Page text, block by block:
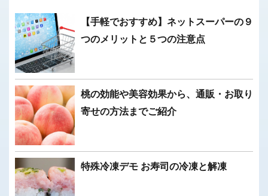
【手軽でおすすめ】ネットスーパーの９
つのメリットと５つの注意点
桃の効能や美容効果から、通販・お取り
寄せの方法までご紹介
特殊冷凍デモ お寿司の冷凍と解凍